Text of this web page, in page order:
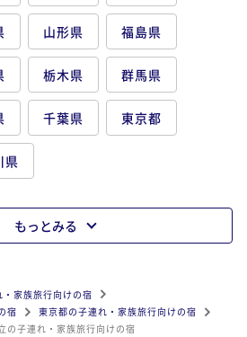
山形県 福島県
栃木県 群馬県
千葉県 東京都
県
もっとみる
・家族旅行向けの宿
宿
東京都の子連れ・家族旅行向けの宿
の子連れ・家族旅行向けの宿